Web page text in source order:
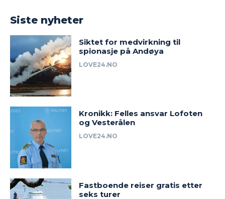
Siste nyheter
Siktet for medvirkning til
spionasje på Andøya
LOVE24.NO
Kronikk: Felles ansvar Lofoten
og Vesterålen
LOVE24.NO
Fastboende reiser gratis etter
seks turer